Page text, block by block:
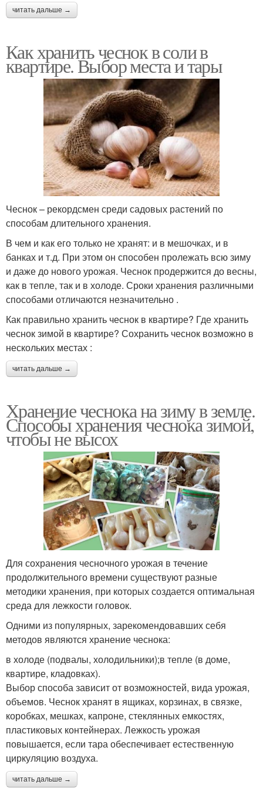
читать дальше →
Как хранить чеснок в соли в
квартире. Выбор места и тары
Чеснок – рекордсмен среди садовых растений по
способам длительного хранения.
В чем и как его только не хранят: и в мешочках, и в
банках и т.д. При этом он способен пролежать всю зиму
и даже до нового урожая. Чеснок продержится до весны,
как в тепле, так и в холоде. Сроки хранения различными
способами отличаются незначительно .
Как правильно хранить чеснок в квартире? Где хранить
чеснок зимой в квартире? Сохранить чеснок возможно в
нескольких местах :
читать дальше →
Хранение чеснока на зиму в земле.
Способы хранения чеснока зимой,
чтобы не высох
Для сохранения чесночного урожая в течение
продолжительного времени существуют разные
методики хранения, при которых создается оптимальная
среда для лежкости головок.
Одними из популярных, зарекомендовавших себя
методов являются хранение чеснока:
в холоде (подвалы, холодильники);в тепле (в доме,
квартире, кладовках).
Выбор способа зависит от возможностей, вида урожая,
объемов. Чеснок хранят в ящиках, корзинах, в связке,
коробках, мешках, капроне, стеклянных емкостях,
пластиковых контейнерах. Лежкость урожая
повышается, если тара обеспечивает естественную
циркуляцию воздуха.
читать дальше →